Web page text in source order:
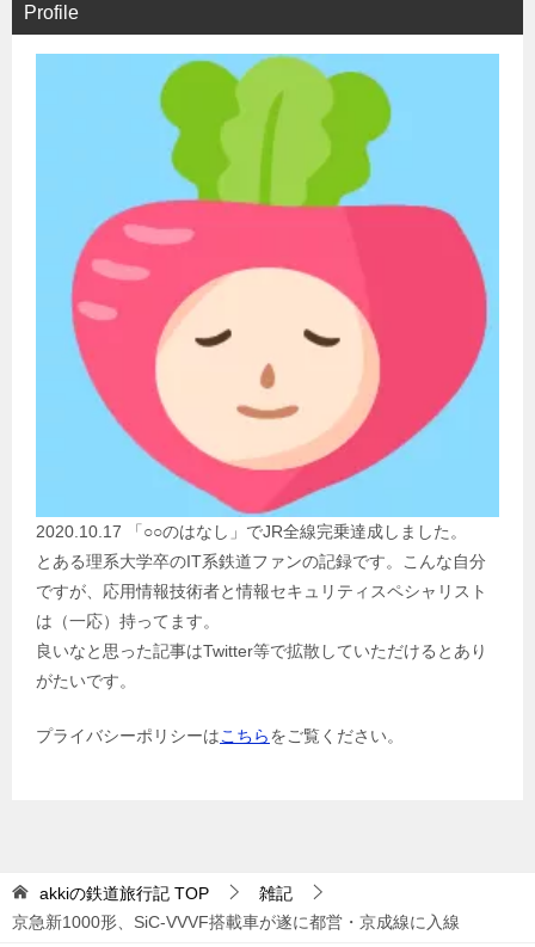
Profile
2020.10.17 「○○のはなし」でJR全線完乗達成しました。
とある理系大学卒のIT系鉄道ファンの記録です。こんな自分
ですが、応用情報技術者と情報セキュリティスペシャリスト
は（一応）持ってます。
良いなと思った記事はTwitter等で拡散していただけるとあり
がたいです。
プライバシーポリシーはこちらをご覧ください。
akkiの鉄道旅行記 TOP
雑記
京急新1000形、SiC-VVVF搭載車が遂に都営・京成線に入線